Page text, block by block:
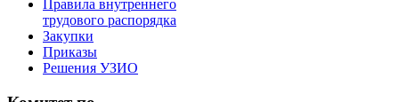
Правила внутреннего
трудового распорядка
Закупки
Приказы
Решения УЗИО